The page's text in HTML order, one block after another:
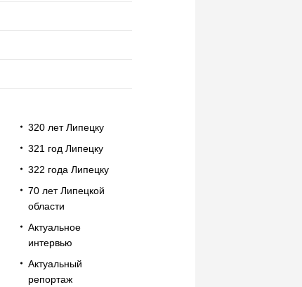
320 лет Липецку
321 год Липецку
322 года Липецку
70 лет Липецкой
области
Актуальное
интервью
Актуальный
репортаж